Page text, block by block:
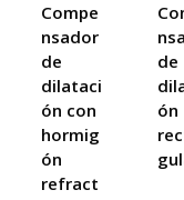
Compe
nsador
de
dilataci
ón con
hormig
ón
refract
de
ón